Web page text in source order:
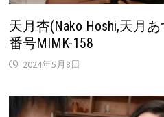
天月杏(Nako Hoshi,天月
番号MIMK-158
2024年5月8日